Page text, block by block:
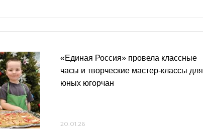
«Единая Россия» провела классные
часы и творческие мастер-классы для
юных югорчан
20.01.26